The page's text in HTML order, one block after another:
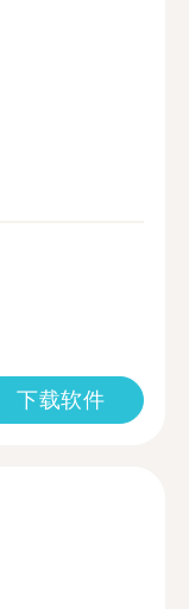
下载软件